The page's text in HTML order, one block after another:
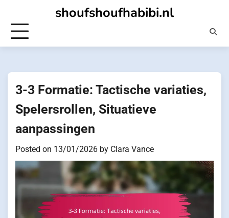
content
shoufshoufhabibi.nl
3-3 Formatie: Tactische variaties,
Spelersrollen, Situatieve
aanpassingen
Posted on 13/01/2026 by Clara Vance